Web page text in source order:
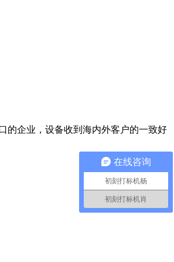
的企业，设备收到海内外客户的一致好
在线咨询
初刻打标机杨
初刻打标机肖